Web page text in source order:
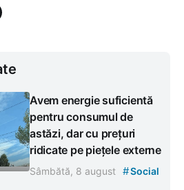
Avem energie suficientă
pentru consumul de
astăzi, dar cu prețuri
ridicate pe piețele externe
Sâmbătă, 8 august #Social